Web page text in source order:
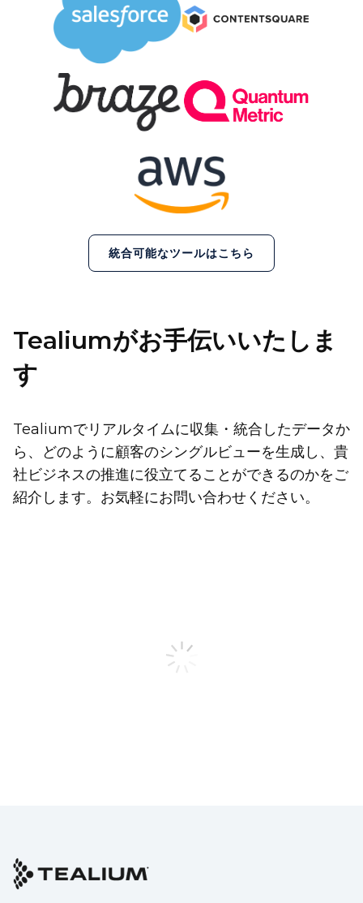
統合可能なツールはこちら
Tealiumがお手伝いいたしま
す
Tealiumでリアルタイムに収集・統合したデータか
ら、どのように顧客のシングルビューを生成し、貴
社ビジネスの推進に役立てることができるのかをご
紹介します。お気軽にお問い合わせください。
国